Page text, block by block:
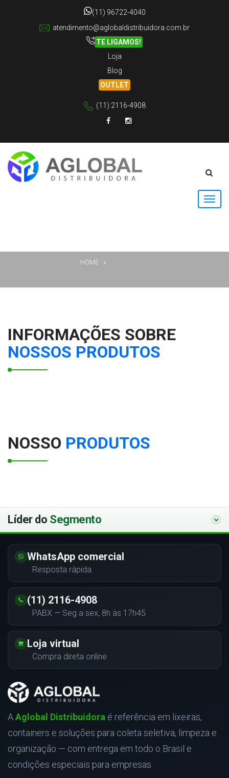
(11) 96722-4040
atendimento@aglobaldistribuidora.com.br
TE LIGAMOS!
Loja
Blog
OUTLET
(11) 2116-4908
HOME
INFORMAÇÕES SOBRE
NOSSOS PRODUTOS
NOSSO PRODUTOS
Líder do Segmento
WhatsApp comercial
Resposta rápida
(11) 2116-4908
PABX — Seg a sex, 8h às 17h45
Loja virtual
Compra direta online
AAglobal Distribuidora é referência em lixeiras,
containers e soluções para coleta seletiva, limpeza e
organização — com entrega em todo o Brasil e
condições especiais para empresas.